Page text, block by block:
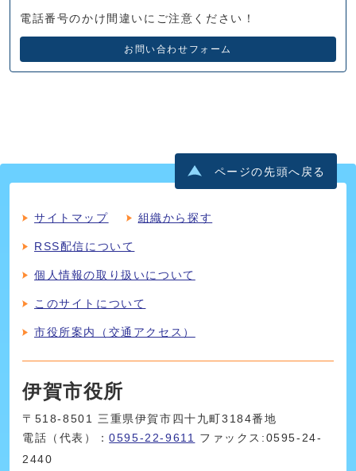
電話番号のかけ間違いにご注意ください！
お問い合わせフォーム
ページの先頭へ戻る
サイトマップ 組織から探す
RSS配信について
個人情報の取り扱いについて
このサイトについて
市役所案内（交通アクセス）
伊賀市役所
〒518-8501 三重県伊賀市四十九町3184番地
電話（代表）：0595-22-9611
ファックス:0595-24-
2440